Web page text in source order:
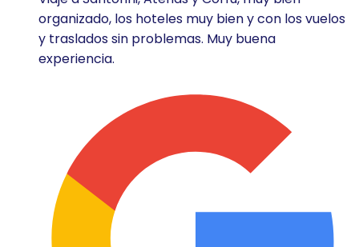
organizado, los hoteles muy bien y con los vuelos
y traslados sin problemas. Muy buena
experiencia.